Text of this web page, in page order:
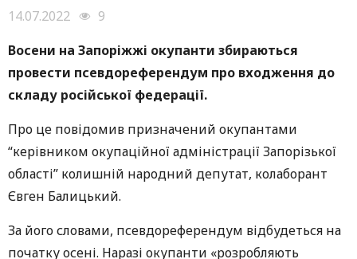
14.07.2022
9
Восени на Запоріжжі окупанти збираються
провести псевдореферендум про входження до
складу російської федерації.
Про це повідомив призначений окупантами
“керівником окупаційної адміністрації Запорізької
області” колишній народний депутат, колаборант
Євген Балицький.
За його словами, псевдореферендум відбудеться на
початку осені. Наразі окупанти «розробляють